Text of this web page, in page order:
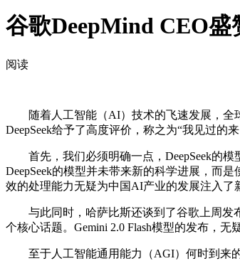
谷歌DeepMind CEO
阅读
随着人工智能（AI）技术的飞速发展，全球
DeepSeek给予了高度评价，称之为“我见过的
首先，我们必须明确一点，DeepSeek的模
DeepSeek的模型并未带来新的科学进展，而
效的处理能力无疑为中国AI产业的发展注入了
与此同时，哈萨比斯还谈到了谷歌上周发布
个核心话题。Gemini 2.0 Flash模型的发布，
至于人工智能通用能力（AGI）何时到来的